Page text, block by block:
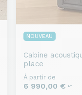
NOUVEAU
Cabine
place
À partir de
6 990,00 € HT